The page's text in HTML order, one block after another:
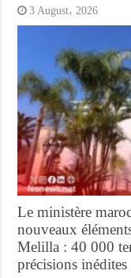
3 August، 2026
Le ministère
nouveaux
Melilla : 40 000
précisions inédites